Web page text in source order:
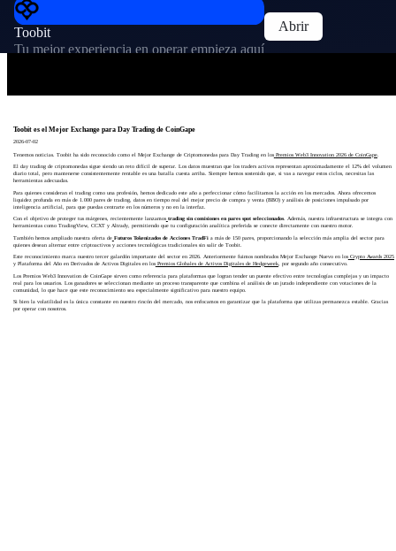
Toobit
Tu mejor experiencia en operar empieza aquí
Abrir
Toobit es el Mejor Exchange para Day Trading de CoinGape
2026-07-02
Tenemos noticias. Toobit ha sido reconocido como el Mejor Exchange de Criptomonedas para Day Trading en los Premios Web3 Innovation 2026 de CoinGape.
El day trading de criptomonedas sigue siendo un reto difícil de superar. Los datos muestran que los traders activos representan aproximadamente el 12% del volumen
diario total, pero mantenerse consistentemente rentable es una batalla cuesta arriba. Siempre hemos sostenido que, si vas a navegar estos ciclos, necesitas las
herramientas adecuadas.
Para quienes consideran el trading como una profesión, hemos dedicado este año a perfeccionar cómo facilitamos la acción en los mercados. Ahora ofrecemos
liquidez profunda en más de 1.000 pares de trading, datos en tiempo real del mejor precio de compra y venta (BBO) y análisis de posiciones impulsado por
inteligencia artificial, para que puedas centrarte en los números y no en la interfaz.
Con el objetivo de proteger tus márgenes, recientemente lanzamos trading sin comisiones en pares spot seleccionados. Además, nuestra infraestructura se integra con
herramientas como TradingView, CCXT y Altrady, permitiendo que tu configuración analítica preferida se conecte directamente con nuestro motor.
También hemos ampliado nuestra oferta de Futuros Tokenizados de Acciones TradFia más de 150 pares, proporcionando la selección más amplia del sector para
quienes desean alternar entre criptoactivos y acciones tecnológicas tradicionales sin salir de Toobit.
Este reconocimiento marca nuestro tercer galardón importante del sector en 2026. Anteriormente fuimos nombrados Mejor Exchange Nuevo en los Crypto Awards 2025
y Plataforma del Año en Derivados de Activos Digitales en los Premios Globales de Activos Digitales de Hedgeweek, por segundo año consecutivo.
Los Premios Web3 Innovation de CoinGape sirven como referencia para plataformas que logran tender un puente efectivo entre tecnologías complejas y un impacto
real para los usuarios. Los ganadores se seleccionan mediante un proceso transparente que combina el análisis de un jurado independiente con votaciones de la
comunidad, lo que hace que este reconocimiento sea especialmente significativo para nuestro equipo.
Si bien la volatilidad es la única constante en nuestro rincón del mercado, nos enfocamos en garantizar que la plataforma que utilizas permanezca estable. Gracias
por operar con nosotros.